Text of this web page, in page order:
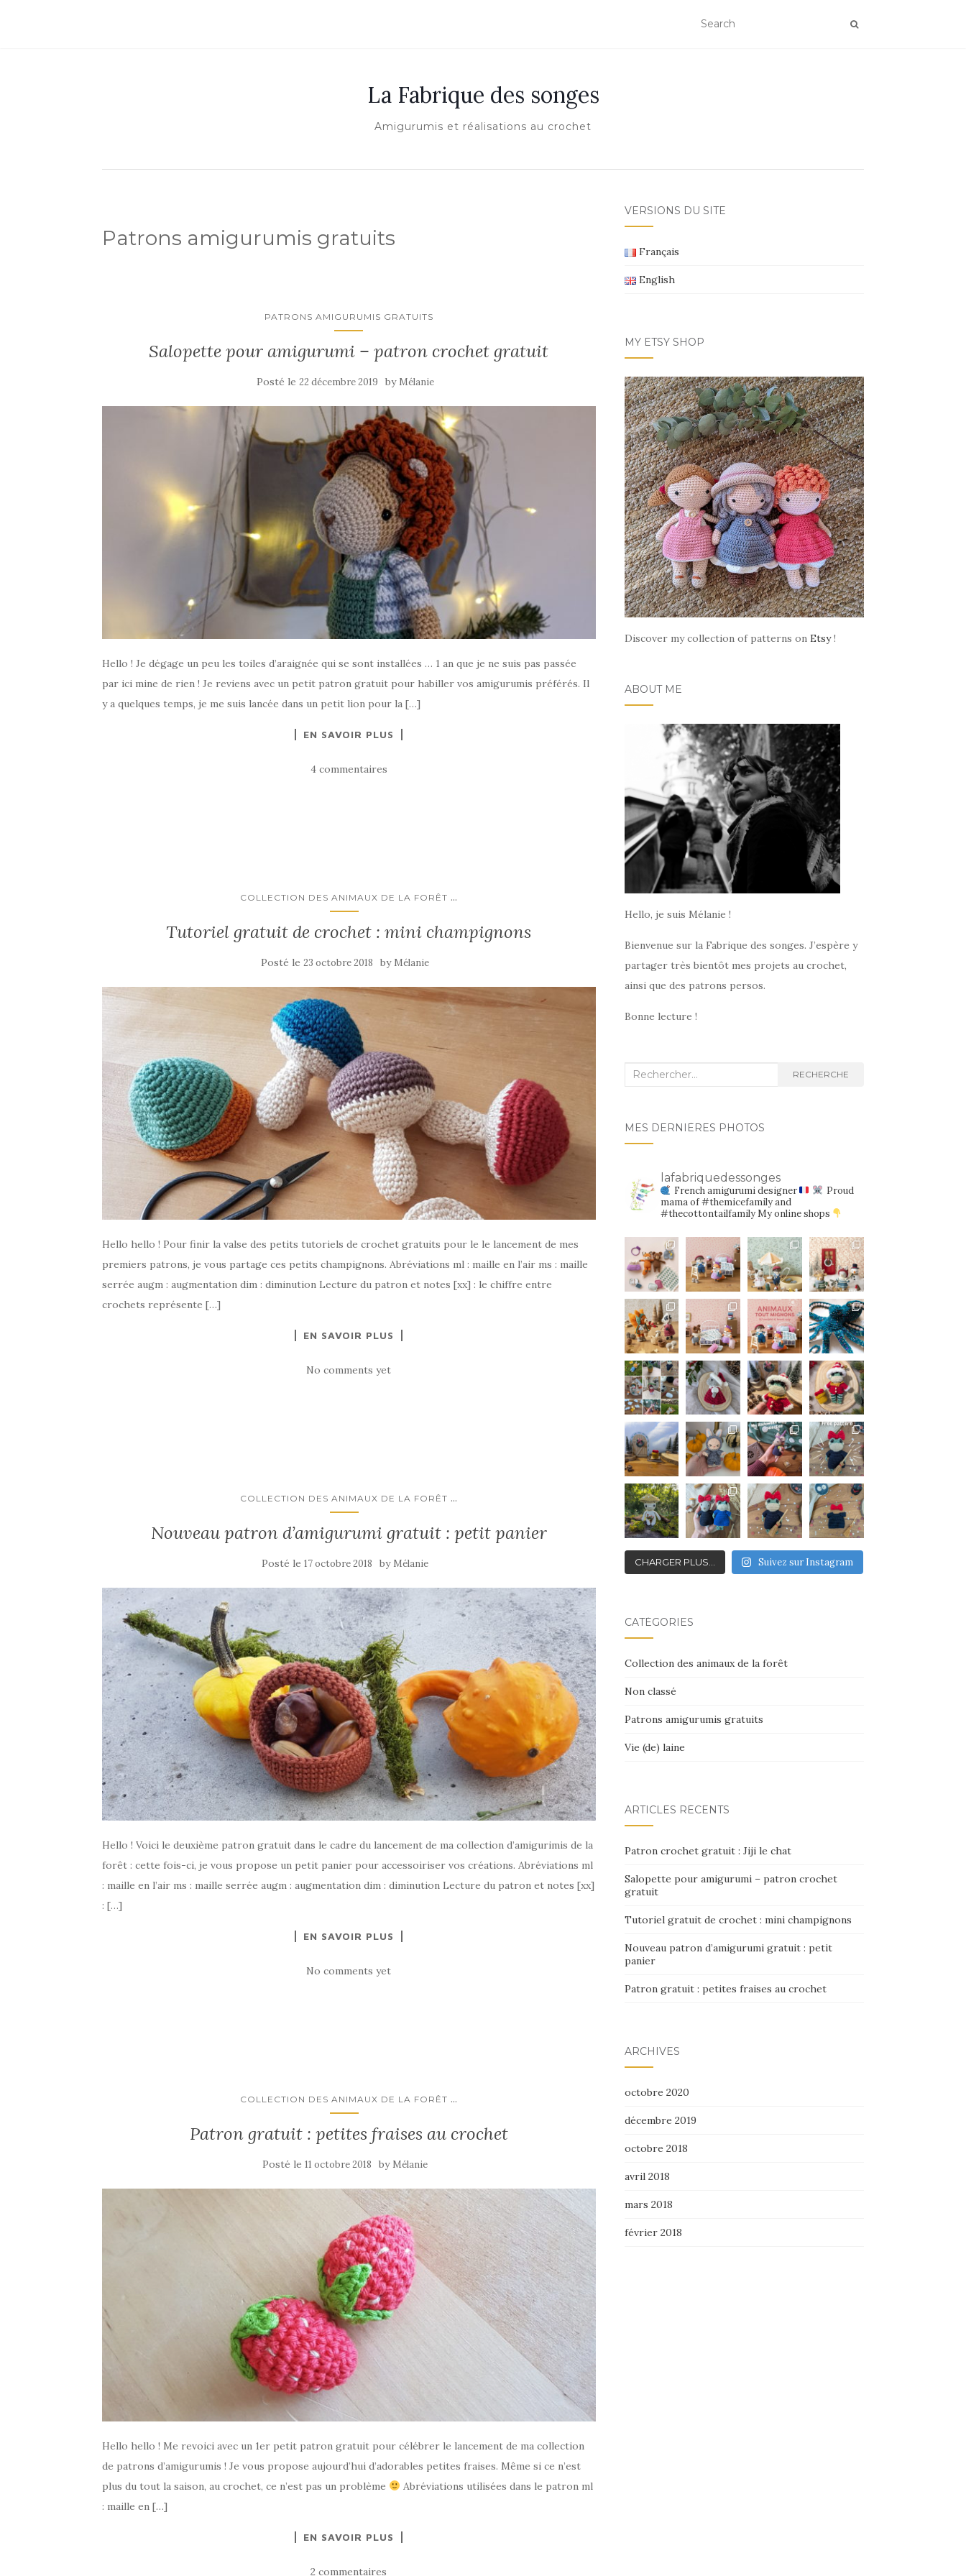
La Fabrique des songes
Amigurumis et réalisations au crochet
Patrons amigurumis gratuits
PATRONS AMIGURUMIS GRATUITS
Salopette pour amigurumi – patron crochet gratuit
Posté le 22 décembre 2019 by Mélanie
Hello ! Je dégage un peu les toiles d’araignée qui se sont installées … 1 an que je ne suis pas passée
par ici mine de rien ! Je reviens avec un petit patron gratuit pour habiller vos amigurumis préférés. Il
y a quelques temps, je me suis lancée dans un petit lion pour la […]
EN SAVOIR PLUS
4 commentaires
COLLECTION DES ANIMAUX DE LA FORÊT ...
Tutoriel gratuit de crochet : mini champignons
Posté le23 octobre 2018 by Mélanie
Hello hello ! Pour finir la valse des petits tutoriels de crochet gratuits pour le le lancement de mes
premiers patrons, je vous partage ces petits champignons. Abréviations ml : maille en l’air ms : maille
serrée augm : augmentation dim : diminution Lecture du patron et notes [xx] : le chiffre entre
crochets représente […]
EN SAVOIR PLUS
No comments yet
COLLECTION DES ANIMAUX DE LA FORÊT ...
Nouveau patron d’amigurumi gratuit : petit panier
Posté le17 octobre 2018 by Mélanie
Hello ! Voici le deuxième patron gratuit dans le cadre du lancement de ma collection d’amigurimis de la
forêt : cette fois-ci, je vous propose un petit panier pour accessoiriser vos créations. Abréviations ml
: maille en l’air ms : maille serrée augm : augmentation dim : diminution Lecture du patron et notes [xx]
: […]
EN SAVOIR PLUS
No comments yet
COLLECTION DES ANIMAUX DE LA FORÊT ...
Patron gratuit : petites fraises au crochet
Posté le11 octobre 2018 by Mélanie
Hello hello ! Me revoici avec un 1er petit patron gratuit pour célébrer le lancement de ma collection
de patrons d’amigurumis ! Je vous propose aujourd’hui d’adorables petites fraises. Même si ce n’est
plus du tout la saison, au crochet, ce n’est pas un problème
Abréviations utilisées dans le patron ml
: maille en […]
EN SAVOIR PLUS
2 commentaires
VERSIONS DU SITE
Français
English
MY ETSY SHOP
Discover my collection of patterns on Etsy!
ABOUT ME
Hello, je suis Mélanie !
Bienvenue sur la Fabrique des songes. J’espère y
partager très bientôt mes projets au crochet,
ainsi que des patrons persos.
Bonne lecture !
Recherche
RECHERCHE
MES DERNIÈRES PHOTOS
lafabriquedessonges
French amigurumi designer
Proud
mama of #themicefamily and
#thecottontailfamilyMy online shops
CHARGER PLUS… Suivez sur Instagram
CATÉGORIES
Collection des animaux de la forêt
Non classé
Patrons amigurumis gratuits
Vie (de) laine
ARTICLES RÉCENTS
Patron crochet gratuit : Jiji le chat
Salopette pour amigurumi – patron crochet
gratuit
Tutoriel gratuit de crochet : mini champignons
Nouveau patron d’amigurumi gratuit : petit
panier
Patron gratuit : petites fraises au crochet
ARCHIVES
octobre 2020
décembre 2019
octobre 2018
avril 2018
mars 2018
février 2018